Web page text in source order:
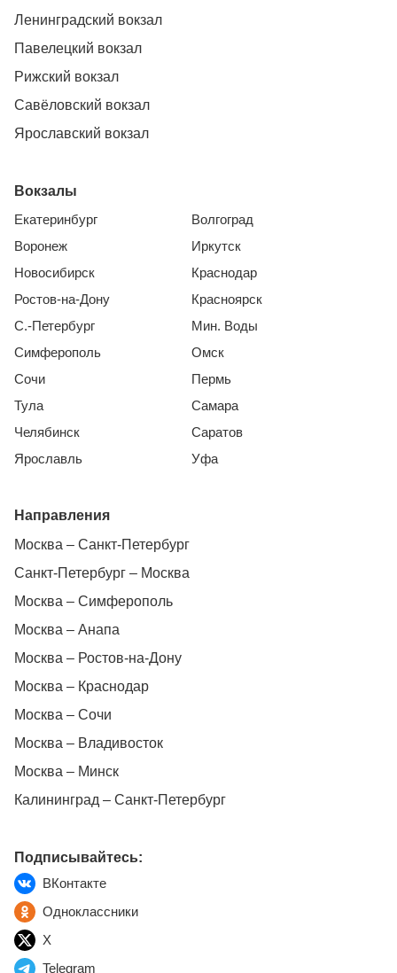
Ленинградский вокзал
Павелецкий вокзал
Рижский вокзал
Савёловский вокзал
Ярославский вокзал
Вокзалы
Екатеринбург
Воронеж
Новосибирск
Ростов-на-Дону
С.-Петербург
Симферополь
Сочи
Тула
Челябинск
Ярославль
Волгоград
Иркутск
Краснодар
Красноярск
Мин. Воды
Омск
Пермь
Самара
Саратов
Уфа
Направления
Москва – Санкт-Петербург
Санкт-Петербург – Москва
Москва – Симферополь
Москва – Анапа
Москва – Ростов-на-Дону
Москва – Краснодар
Москва – Сочи
Москва – Владивосток
Москва – Минск
Калининград – Санкт-Петербург
Подписывайтесь:
ВКонтакте
Одноклассники
X
Telegram